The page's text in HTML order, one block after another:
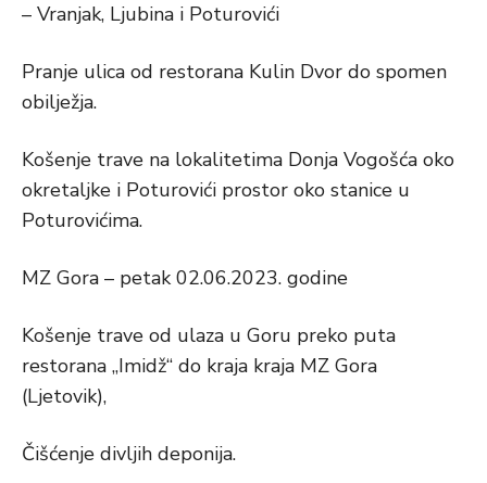
– Vranjak, Ljubina i Poturovići
Pranje ulica od restorana Kulin Dvor do spomen
obilježja.
Košenje trave na lokalitetima Donja Vogošća oko
okretaljke i Poturovići prostor oko stanice u
Poturovićima.
MZ Gora – petak 02.06.2023. godine
Košenje trave od ulaza u Goru preko puta
restorana „Imidž“ do kraja kraja MZ Gora
(Ljetovik),
Čišćenje divljih deponija.